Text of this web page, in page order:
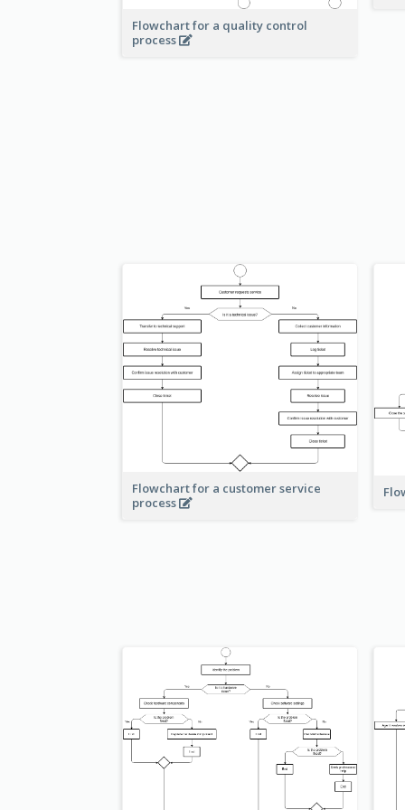
Flowchart for a quality control
process
Flowchart for a customer service
process